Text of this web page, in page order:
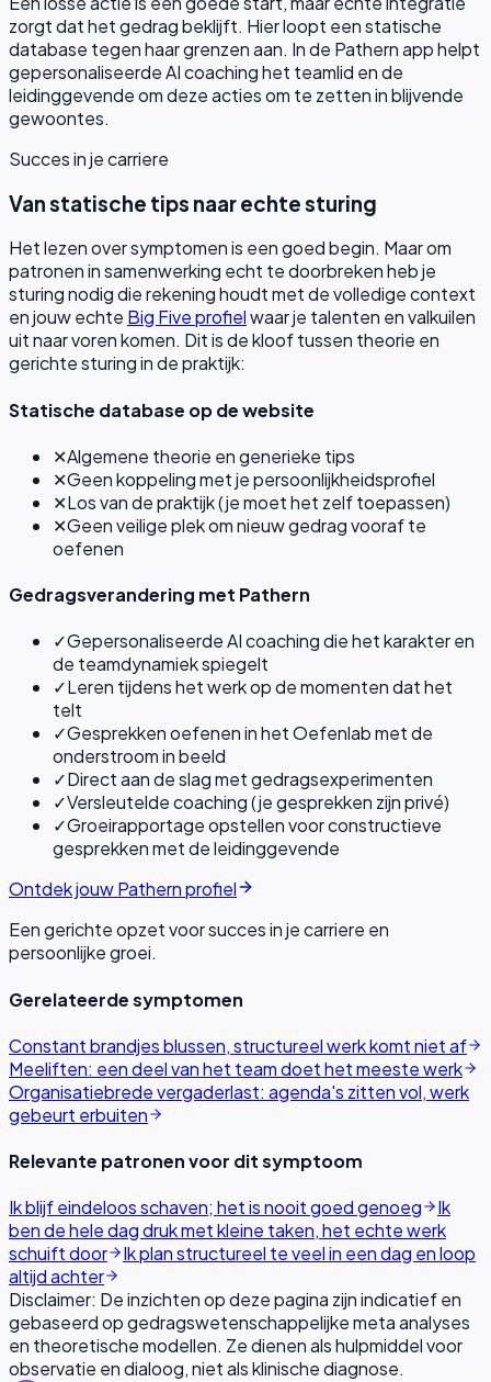
zorgt dat het gedrag beklijft. Hier loopt een statische
database tegen haar grenzen aan. In de Pathern app helpt
gepersonaliseerde AI coaching het teamlid en de
leidinggevende om deze acties om te zetten in blijvende
gewoontes.
Succes in je carriere
Van statische tips naar echte sturing
Het lezen over symptomen is een goed begin. Maar om
patronen in samenwerking echt te doorbreken heb je
sturing nodig die rekening houdt met de volledige context
en jouw echte Big Five profielwaar je talenten en valkuilen
uit naar voren komen. Dit is de kloof tussen theorie en
gerichte sturing in de praktijk:
Statische database op de website
✕Algemene theorie en generieke tips
✕Geen koppeling met je persoonlijkheidsprofiel
✕Los van de praktijk (je moet het zelf toepassen)
✕Geen veilige plek om nieuw gedrag vooraf te
oefenen
Gedragsverandering met Pathern
✓Gepersonaliseerde AI coaching die het karakter en
de teamdynamiek spiegelt
✓Leren tijdens het werk op de momenten dat het
telt
✓Gesprekken oefenen in het Oefenlab met de
onderstroom in beeld
✓Direct aan de slag met gedragsexperimenten
✓Versleutelde coaching (je gesprekken zijn privé)
✓Groeirapportage opstellen voor constructieve
gesprekken met de leidinggevende
Ontdek jouw Pathern profiel
Een gerichte opzet voor succes in je carriere en
persoonlijke groei.
Gerelateerde symptomen
Constant brandjes blussen, structureel werk komt niet af
Meeliften: een deel van het team doet het meeste werk
Organisatiebrede vergaderlast: agenda's zitten vol, werk
gebeurt erbuiten
Relevante patronen voor dit symptoom
Ik blijf eindeloos schaven; het is nooit goed genoeg
Ik
ben de hele dag druk met kleine taken, het echte werk
schuift door
Ik plan structureel te veel in een dag en loop
altijd achter
Disclaimer: De inzichten op deze pagina zijn indicatief en
gebaseerd op gedragswetenschappelijke meta analyses
en theoretische modellen. Ze dienen als hulpmiddel voor
observatie en dialoog, niet als klinische diagnose.